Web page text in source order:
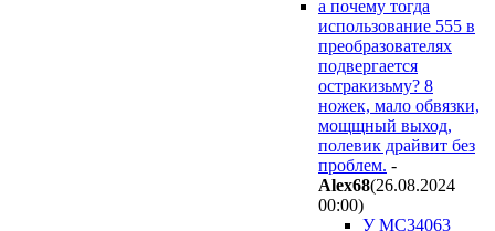
а почему тогда
использование 555 в
преобразователях
подвергается
остракизьму? 8
ножек, мало обвязки,
мощщный выход,
полевик драйвит без
проблем. -
Alex68(26.08.2024
00:00)
У MC34063